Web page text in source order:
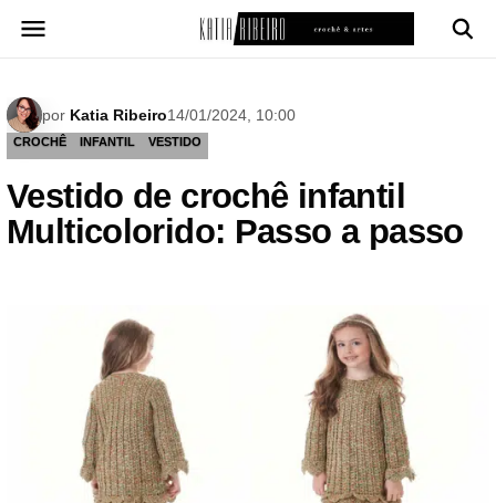
para
por Katia Ribeiro14/01/2024, 10:00
CROCHÊ INFANTIL VESTIDO
Vestido de crochê infantil
Multicolorido: Passo a passo